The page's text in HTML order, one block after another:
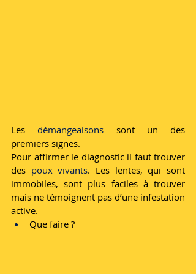
Les démangeaisons sont un des
premiers signes.
Pour affirmer le diagnostic il faut trouver
des poux vivants. Les lentes, qui sont
immobiles, sont plus faciles à trouver
mais ne témoignent pas d’une infestation
active.
Que faire ?